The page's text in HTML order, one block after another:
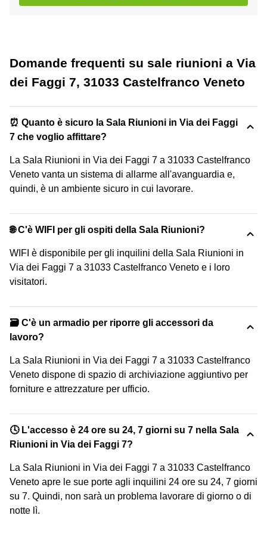
Domande frequenti su sale riunioni a Via
dei Faggi 7, 31033 Castelfranco Veneto
⏰ Quanto è sicuro la Sala Riunioni in Via dei Faggi
7 che voglio affittare?
La Sala Riunioni in Via dei Faggi 7 a 31033 Castelfranco
Veneto vanta un sistema di allarme all'avanguardia e,
quindi, è un ambiente sicuro in cui lavorare.
🌐 C'è WIFI per gli ospiti della Sala Riunioni?
WIFI è disponibile per gli inquilini della Sala Riunioni in
Via dei Faggi 7 a 31033 Castelfranco Veneto e i loro
visitatori.
🗃️ C'è un armadio per riporre gli accessori da
lavoro?
La Sala Riunioni in Via dei Faggi 7 a 31033 Castelfranco
Veneto dispone di spazio di archiviazione aggiuntivo per
forniture e attrezzature per ufficio.
🕓 L'accesso è 24 ore su 24, 7 giorni su 7 nella Sala
Riunioni in Via dei Faggi 7?
La Sala Riunioni in Via dei Faggi 7 a 31033 Castelfranco
Veneto apre le sue porte agli inquilini 24 ore su 24, 7 giorni
su 7. Quindi, non sarà un problema lavorare di giorno o di
notte lì.